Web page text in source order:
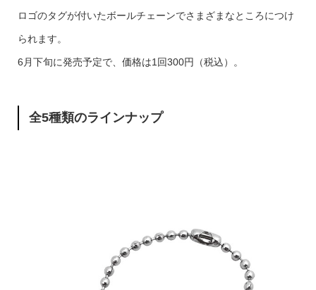
ロゴのタグが付いたボールチェーンでさまざまなところにつけ
られます。
6月下旬に発売予定で、価格は1回300円（税込）。
全5種類のラインナップ